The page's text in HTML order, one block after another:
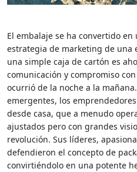
El embalaje se ha convertido
estrategia de marketing de una
una simple caja de cartón es
comunicación y compromiso
ocurrió de la noche a la
emergentes, los
desde casa, que a menudo
ajustados pero con grandes
revolución. Sus líderes,
defendieron el concepto de
convirtiéndolo en una potente